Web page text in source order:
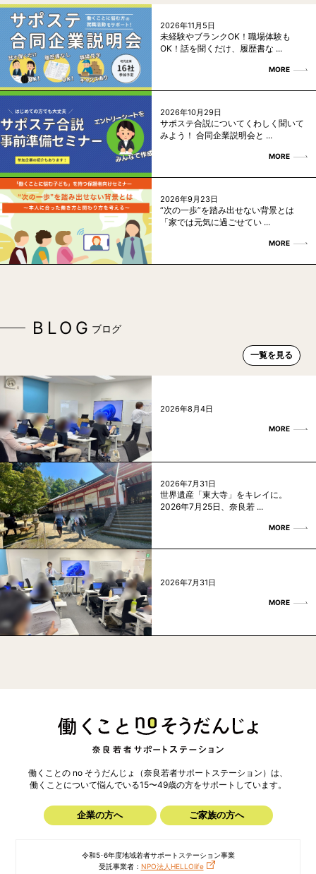
2026年11月5日
未経験やブランクOK！職場体験も
OK！話を聞くだけ、履歴書な ...
MORE
2026年10月29日
サポステ合説についてくわしく聞いて
みよう！ 合同企業説明会と ...
MORE
2026年9月23日
“次の一歩”を踏み出せない背景とは
「家では元気に過ごせてい ...
MORE
BLOG ブログ
一覧を見る
2026年8月4日
MORE
2026年7月31日
世界遺産「東大寺」をキレイに。
2026年7月25日、奈良若 ...
MORE
2026年7月31日
MORE
働くことの no そうだんじょ（奈良若者サポートステーション）は、
働くことについて悩んでいる15〜49歳の方をサポートしています。
企業の方へ ご家族の方へ
令和5･6年度地域若者サポートステーション事業
受託事業者： NPO法人HELLOlife